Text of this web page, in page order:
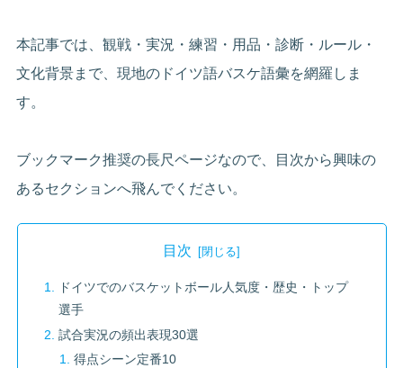
本記事では、観戦・実況・練習・用品・診断・ルール・
文化背景まで、現地のドイツ語バスケ語彙を網羅しま
す。
ブックマーク推奨の長尺ページなので、目次から興味の
あるセクションへ飛んでください。
目次
ドイツでのバスケットボール人気度・歴史・トップ
選手
試合実況の頻出表現30選
得点シーン定番10